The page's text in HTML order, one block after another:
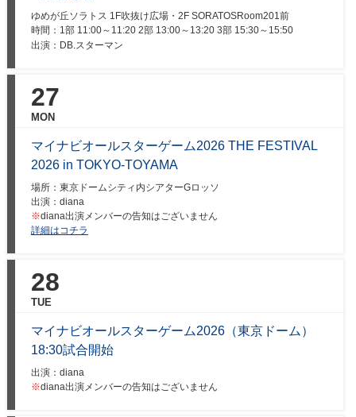
ゆめが丘ソラトス 1F吹抜け広場・2F SORATOSRoom201前
時間： 1部 11:00～11:20 2部 13:00～13:20 3部 15:30～15:50
出演：DB.スターマン
27
MON
マイナビオールスターゲーム2026 THE FESTIVAL
2026 in TOKYO-TOYAMA
場所：東京ドームシティ内シアターGロッソ
出演：diana
※diana出演メンバーの告知はございません
詳細はコチラ
28
TUE
マイナビオールスターゲーム2026（東京ドーム）
18:30試合開始
出演：diana
※diana出演メンバーの告知はございません